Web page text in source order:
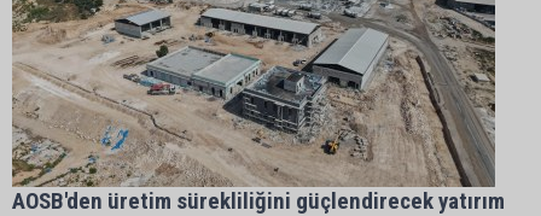
⁠AOSB'den üretim sürekliliğini güçlendirecek yatırım